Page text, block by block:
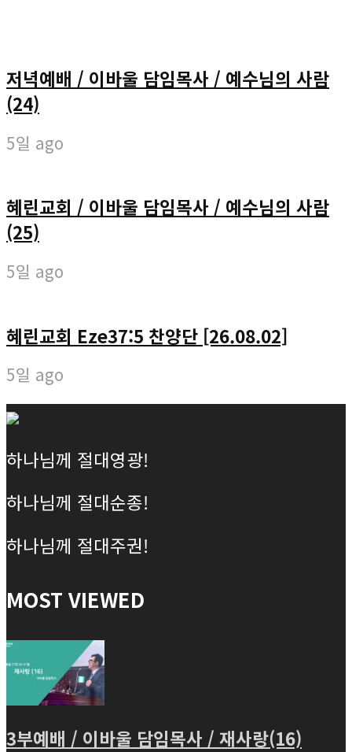
저녁예배 / 이바울 담임목사 / 예수님의 사람
(24)
5일 ago
혜린교회 / 이바울 담임목사 / 예수님의 사람
(25)
5일 ago
혜린교회 Eze37:5 찬양단 [26.08.02]
5일 ago
하나님께 절대영광!
하나님께 절대순종!
하나님께 절대주권!
MOST VIEWED
3부예배 / 이바울 담임목사 / 재사랑(16)